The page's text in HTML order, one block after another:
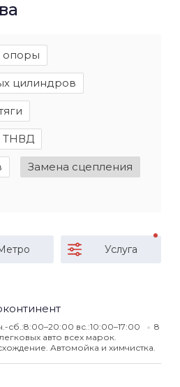
опоры
цилиндров
ТНВД
Замена сцепления
Услуга
сб.:8:00–20:00 вс.:10:00–17:00
8
авто всех марок.
Автомойка и химчистка.